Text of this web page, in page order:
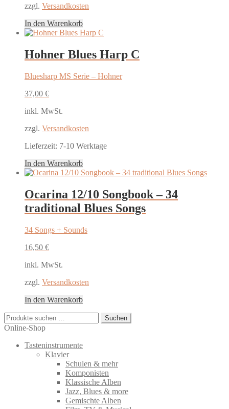
zzgl. Versandkosten
In den Warenkorb
Hohner Blues Harp C
Bluesharp MS Serie – Hohner
37,00 €
inkl. MwSt.
zzgl. Versandkosten
Lieferzeit: 7-10 Werktage
In den Warenkorb
Ocarina 12/10 Songbook – 34
traditional Blues Songs
34 Songs + Sounds
16,50 €
inkl. MwSt.
zzgl. Versandkosten
In den Warenkorb
Suchen
nach:
Suchen
Online-Shop
Tasteninstrumente
Klavier
Schulen & mehr
Komponisten
Klassische Alben
Jazz, Blues & more
Gemischte Alben